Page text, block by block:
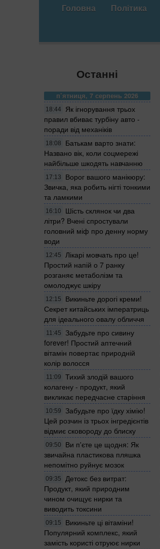
Головна Політика
Останні
п’ятниця, 7 серпень 2026
18:44
Як ігнорування трьох
правил вбиває турбіну авто -
поради від механіків
18:08
Батькам варто знати:
Названо вік, коли соцмережі
найбільше шкодять навчанню
17:13
Ворог вашого манікюру:
Звичка, яка робить нігті тонкими
та ламкими
16:10
Шість склянок чи два
літри? Вчені спростували
головний міф про денну норму
води
12:45
Лікарі мовчать про це!
Простий напій о 7 ранку
розганяє метаболізм та
омолоджує шкіру
12:15
Викиньте дорогі креми!
Секрет китайських імператриць
для ідеального овалу обличчя
11:45
Забудьте про сивину
forever! Простий аптечний
вітамін повертає природній
колір волосся
11:09
Тихий злодій вашого
колагену - продукт, який
викликає передчасне старіння
10:59
Забудьте про їдку хімію!
Цей розчин із трьох інгредієнтів
відмиє сковороду до блиску
09:50
Ви п'єте це щодня: Як
звичайна пластикова пляшка
непомітно руйнує мозок
09:35
Детокс без витрат:
Продукт, який природним
чином очищує нирки та
виводить токсини
09:15
Викиньте ці вітаміни!
Популярний комплекс, який
замість користі отруює нирки